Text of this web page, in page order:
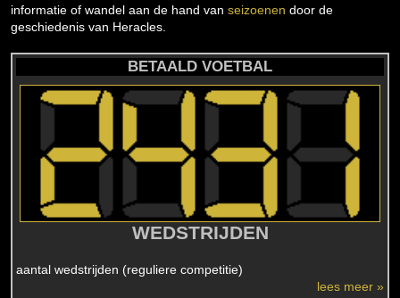
informatie of wandel aan de hand van seizoenen door de
geschiedenis van Heracles.
BETAALD VOETBAL
WEDSTRIJDEN
aantal wedstrijden (reguliere competitie)
lees meer »